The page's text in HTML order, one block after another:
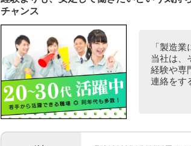
チャンス
「製造
当社は、
経験や専
連絡をす